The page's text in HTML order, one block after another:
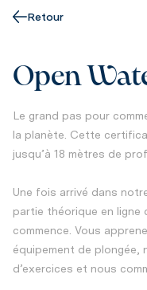
Retour
Open
Le grand pas pour
la planète. Cette
jusqu’à 18 mètres de
Une fois arrivé dans
partie théorique en ligne
commence. Vous
équipement de plongée,
d’exercices et nous